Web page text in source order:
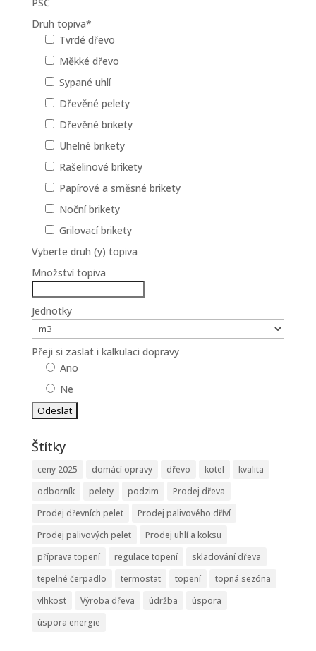
Druh topiva*
Tvrdé dřevo
Měkké dřevo
Sypané uhlí
Dřevěné pelety
Dřevěné brikety
Uhelné brikety
Rašelinové brikety
Papírové a směsné brikety
Noční brikety
Grilovací brikety
Vyberte druh (y) topiva
Množství topiva
Jednotky
Přeji si zaslat i kalkulaci dopravy
Ano
Ne
Štítky
ceny 2025 domácí opravy dřevo kotel
kvalita
odborník
pelety podzim
Prodej dřeva
Prodej dřevních pelet
Prodej palivového dříví
Prodej palivových pelet
Prodej uhlí a koksu
příprava topení
regulace topení
skladování dřeva
tepelné čerpadlo
termostat topení
topná sezóna
vlhkost
Výroba dřeva údržba
úspora
úspora energie